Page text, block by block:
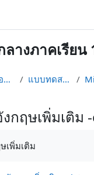
างภาคเรียน
คลังข้อสอบ (O-NET/A-NET/อื่นๆ) แบบทดสอบกลางภาค-ปลายภาคเรียน
กฤษเพิ่มเติม
เพิ่มเติม